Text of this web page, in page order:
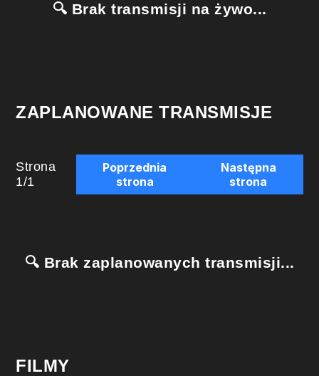
🔍 Brak transmisji na żywo...
ZAPLANOWANE TRANSMISJE
Strona
1/1
Poprzednia
strona
Następna
strona
🔍 Brak zaplanowanych transmisji...
FILMY